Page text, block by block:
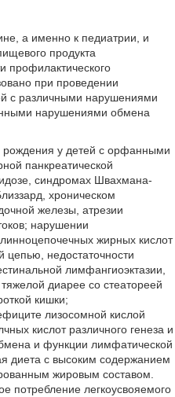
а именно к педиатрии, и
продукта
профилактического
при проведении
с различными нарушениями
нарушениями обмена
рождения у детей с орфанными
панкреатической
синдромах Швахмана-
хроническом
железы, атрезии
нарушении
жирных кислот
цепью, недостаточности
лимфангиоэктазии,
диарее со стеатореей
кишки;
лизосомной кислой
кислот различного генеза и
и функции лимфатической
диета с высоким содержанием
жировым составом.
потребление легкоусвояемого